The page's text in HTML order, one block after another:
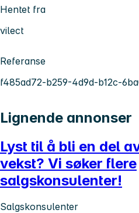
Hentet fra
vilect
Referanse
f485ad72-b259-4d9d-b12c-
Lignende annonser
Lyst til å bli en del
vekst? Vi søker flere
salgskonsulenter!
Salgskonsulenter